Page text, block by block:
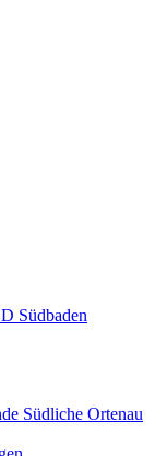
Südbaden
Südliche Ortenau